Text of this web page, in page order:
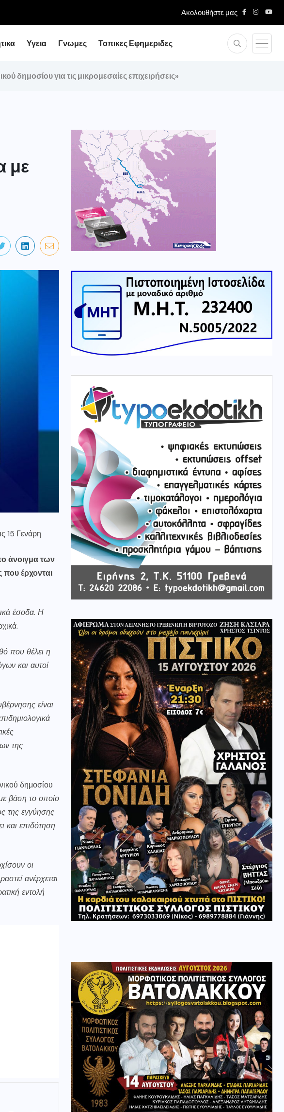
Ακολουθήστε μας
Υγεια Γνωμες Τοπικες Εφημεριδες
δημοσίου για τις μικρομεσαίες επιχειρήσεις»
με
15 Γενάρη
άνοιγμα των
που έρχονται
έσοδα. Η
που θέλει η
και αυτοί
είναι
της
δημοσίου
με βάση το οποίο
της εγγύησης
και επιδότηση
οι
ανέρχεται
εντολή